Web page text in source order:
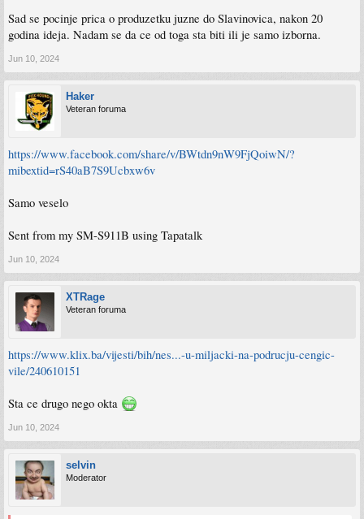
Sad se pocinje prica o produzetku juzne do Slavinovica, nakon 20
godina ideja. Nadam se da ce od toga sta biti ili je samo izborna.
Jun 10, 2024
Haker
Veteran foruma
https://www.facebook.com/share/v/BWtdn9nW9FjQoiwN/?
mibextid=rS40aB7S9Ucbxw6v
Samo veselo
Sent from my SM-S911B using Tapatalk
Jun 10, 2024
XTRage
Veteran foruma
https://www.klix.ba/vijesti/bih/nes...-u-miljacki-na-podrucju-cengic-
vile/240610151
Sta ce drugo nego okta
Jun 10, 2024
selvin
Moderator